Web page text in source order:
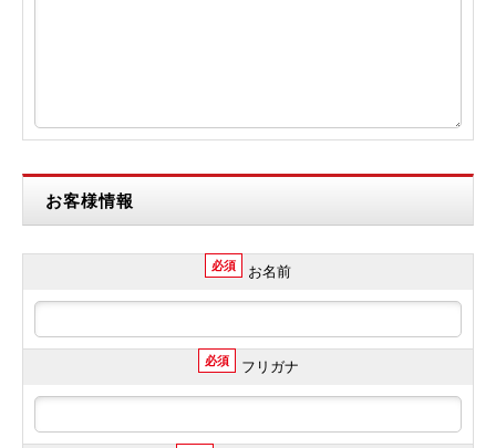
お客様情報
必須 お名前
必須 フリガナ